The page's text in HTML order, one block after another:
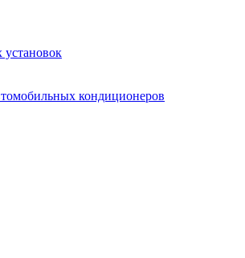
кондиционеров